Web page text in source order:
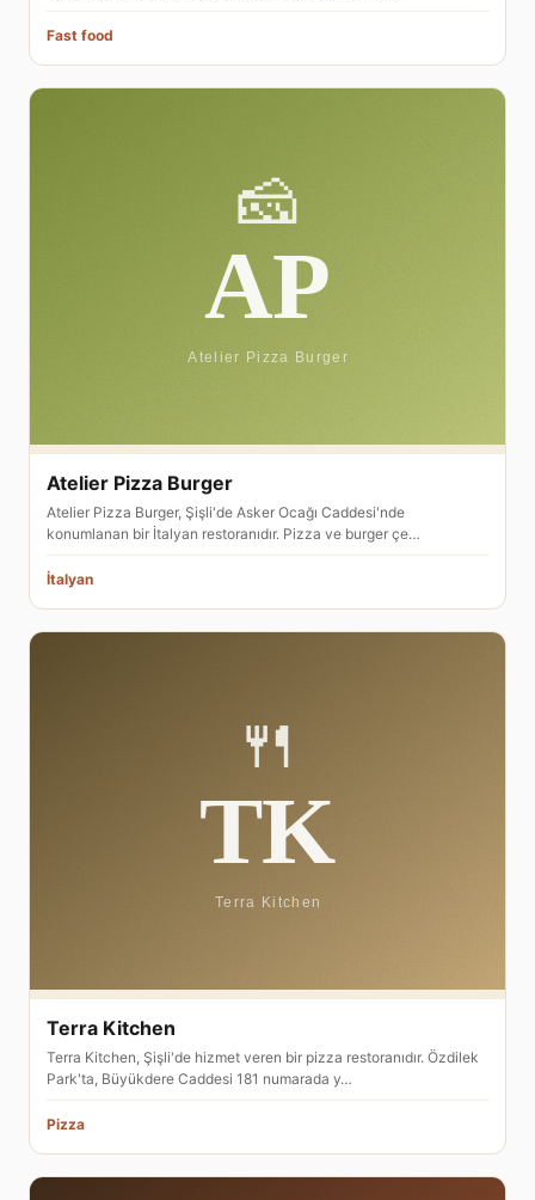
Fast food
Atelier Pizza Burger
Atelier Pizza Burger, Şişli'de Asker Ocağı Caddesi'nde
konumlanan bir İtalyan restoranıdır. Pizza ve burger çe…
İtalyan
Terra Kitchen
Terra Kitchen, Şişli'de hizmet veren bir pizza restoranıdır. Özdilek
Park'ta, Büyükdere Caddesi 181 numarada y…
Pizza